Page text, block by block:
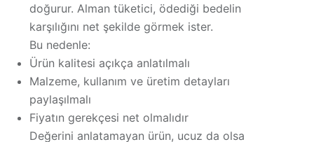
doğurur. Alman tüketici, ödediği bedelin
karşılığını net şekilde görmek ister.
Bu nedenle:
Ürün kalitesi açıkça anlatılmalı
Malzeme, kullanım ve üretim detayları
paylaşılmalı
Fiyatın gerekçesi net olmalıdır
Değerini anlatamayan ürün, ucuz da olsa